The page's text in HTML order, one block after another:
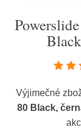
Výjimečné
80 Black,